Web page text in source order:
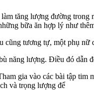
tăng lượng đường
bữa ăn hợp lý như
tương tự, một phụ
năng lượng. Điều đó dẫn
gia vào các bài tập
và trọng lượng để